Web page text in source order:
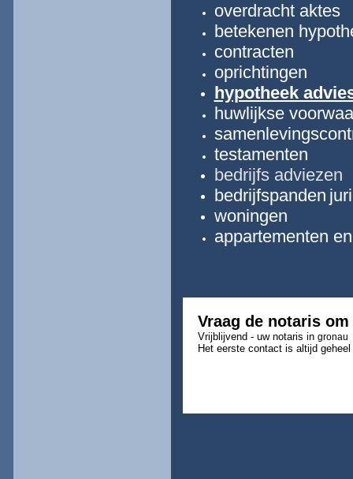
overdracht aktes
betekenen
contracten
oprichtingen
hypotheek
huwlijkse
testamenten
bedrijfs adviezen
bedrijfspanden
woningen
appartementen
Vraag de notaris
Vrijblijvend - uw notaris in gronau
Het eerste contact is altijd geheel